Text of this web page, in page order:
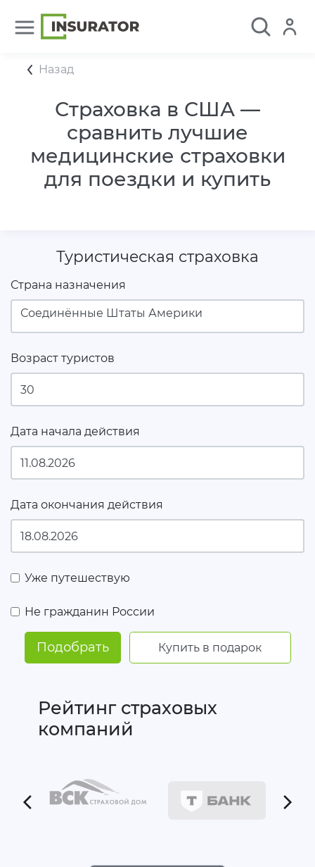
Назад
Страховка в США —
сравнить лучшие
медицинские страховки
для поездки и купить
Туристическая страховка
Страна назначения
Соединённые Штаты Америки
Возраст туристов
Дата начала действия
Дата окончания действия
Уже путешествую
Не гражданин России
Подобрать Купить в подарок
Рейтинг страховых
компаний